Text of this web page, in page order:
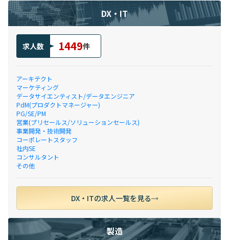
DX・IT
求人数 1449件
アーキテクト
マーケティング
データサイエンティスト/データエンジニア
PdM(プロダクトマネージャー)
PG/SE/PM
営業(プリセールス/ソリューションセールス)
事業開発・技術開発
コーポレートスタッフ
社内SE
コンサルタント
その他
DX・ITの求人一覧を見る
製造